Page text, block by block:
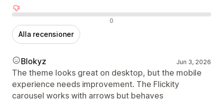
Negativa recensioner 0
Alla recensioner
Blokyz Jun 3, 2026
The theme looks great on desktop, but the mobile
experience needs improvement. The Flickity
carousel works with arrows but behaves